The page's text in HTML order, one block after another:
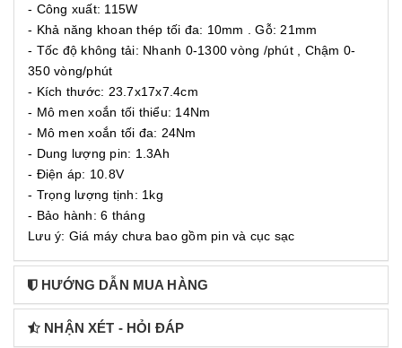
- Công xuất: 115W
- Khả năng khoan thép tối đa: 10mm . Gỗ: 21mm
- Tốc độ không tải: Nhanh 0-1300 vòng /phút , Chậm 0-
350 vòng/phút
- Kích thước: 23.7x17x7.4cm
- Mô men xoắn tối thiểu: 14Nm
- Mô men xoắn tối đa: 24Nm
- Dung lượng pin: 1.3Ah
- Điện áp: 10.8V
- Trọng lượng tịnh: 1kg
- Bảo hành: 6 tháng
Lưu ý: Giá máy chưa bao gồm pin và cục sạc
HƯỚNG DẪN MUA HÀNG
NHẬN XÉT - HỎI ĐÁP